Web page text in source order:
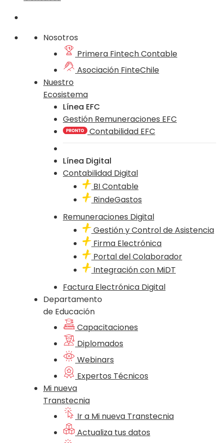
Nosotros
Primera Fintech Contable
Asociación FinteChile
Nuestro
Ecosistema
Línea EFC
Gestión Remuneraciones EFC
Contabilidad EFC
Línea Digital
Contabilidad Digital
BI Contable
RindeGastos
Remuneraciones Digital
Gestión y Control de Asistencia
Firma Electrónica
Portal del Colaborador
Integración con MiDT
Factura Electrónica Digital
Departamento
de Educación
Capacitaciones
Diplomados
Webinars
Expertos Técnicos
Mi nueva
Transtecnia
Ir a Mi nueva Transtecnia
Actualiza tus datos